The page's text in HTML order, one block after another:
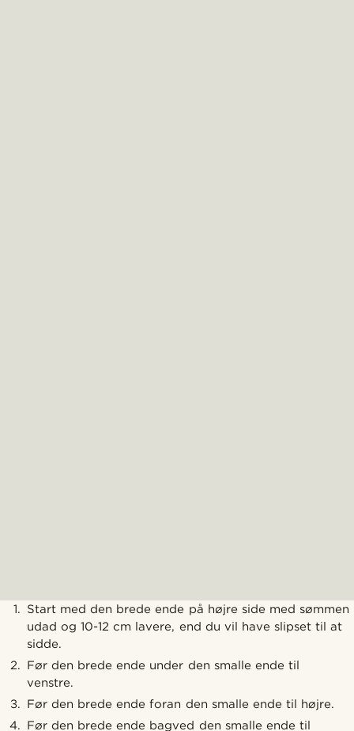
Start med den brede ende på højre side med sømmen
udad og 10-12 cm lavere, end du vil have slipset til at
sidde.
Før den brede ende under den smalle ende til
venstre.
Før den brede ende foran den smalle ende til højre.
Før den brede ende bagved den smalle ende til